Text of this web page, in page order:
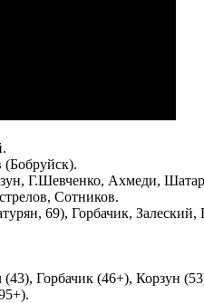
Г.Шевченко, Ахмеди,
Сотников.
69), Горбачик,
Горбачик (46+), Корзун